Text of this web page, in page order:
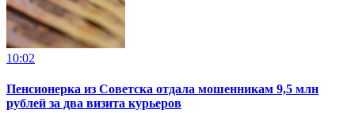
10:02
Пенсионерка из Советска отдала мошенникам 9,5 млн
рублей за два визита курьеров